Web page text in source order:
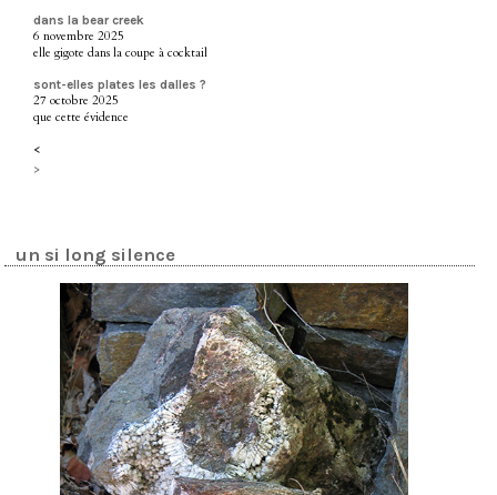
dans la bear creek
6 novembre 2025
elle gigote dans la coupe à cocktail
sont-elles plates les dalles ?
27 octobre 2025
que cette évidence
<
>
un si long silence